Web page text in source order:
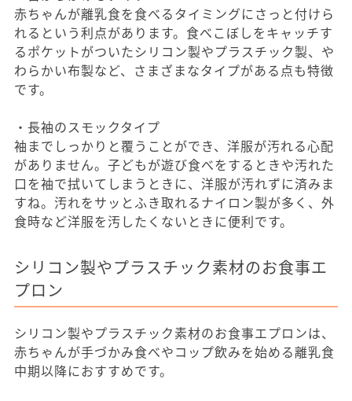
赤ちゃんが離乳食を食べるタイミングにさっと付けら
れるという利点があります。食べこぼしをキャッチす
るポケットがついたシリコン製やプラスチック製、や
わらかい布製など、さまざまなタイプがある点も特徴
です。
・長袖のスモックタイプ
袖までしっかりと覆うことができ、洋服が汚れる心配
がありません。子どもが遊び食べをするときや汚れた
口を袖で拭いてしまうときに、洋服が汚れずに済みま
すね。汚れをサッとふき取れるナイロン製が多く、外
食時など洋服を汚したくないときに便利です。
シリコン製やプラスチック素材のお食事エ
プロン
シリコン製やプラスチック素材のお食事エプロンは、
赤ちゃんが手づかみ食べやコップ飲みを始める離乳食
中期以降におすすめです。